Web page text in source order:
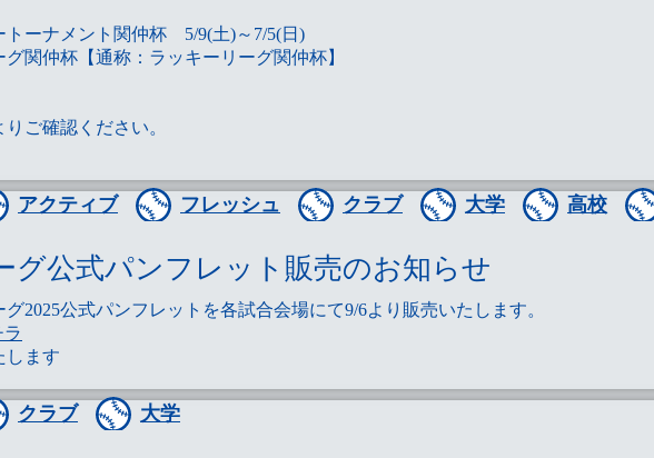
ーナメント関仲杯 5/9(土)～7/5(日)
関仲杯【通称：ラッキーリーグ関仲杯】
ご確認ください。
アクティブ フレッシュ クラブ 大学 高校
グ公式パンフレット販売のお知らせ
2025公式パンフレットを各試合会場にて9/6より販売いたします。
ラ
します
クラブ 大学